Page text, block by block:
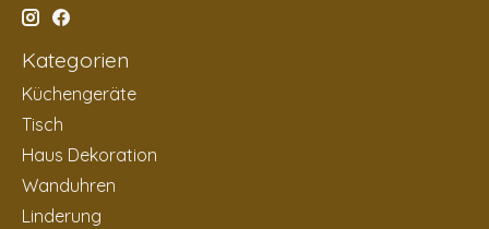
Kategorien
Küchengeräte
Tisch
Haus Dekoration
Wanduhren
Linderung